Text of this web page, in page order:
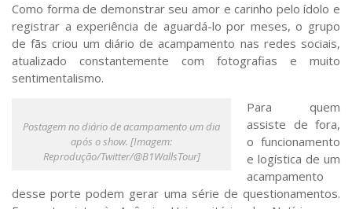
Como forma de demonstrar seu amor e carinho pelo ídolo e
registrar a experiência de aguardá-lo por meses, o grupo
de fãs criou um diário de acampamento nas redes sociais,
atualizado constantemente com fotografias e muito
sentimentalismo.
Postagem no diário de acampamento um dia
após o show. [Imagem:
Reprodução/Twitter/@B1WallsTour]
Para quem
assiste de fora,
o funcionamento
e logística de um
acampamento
desse porte podem gerar uma série de questionamentos.